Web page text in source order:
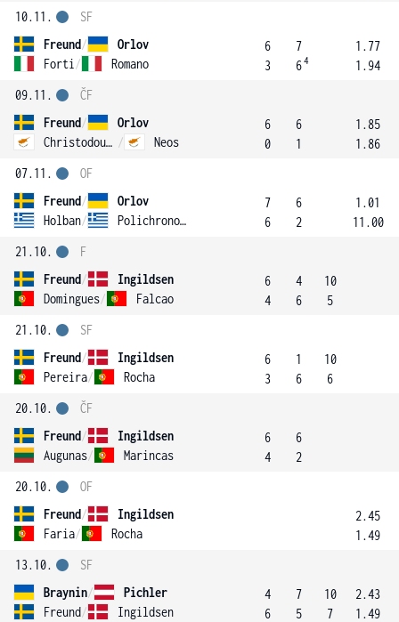
10.11.
Freund/
Orlov
Forti / Romano
SF
6
3
7
64
1.77
1.94
09.11.
Freund/
Orlov
Christodoulou / Neos
ČF
6
0
6
1
1.85
1.86
07.11.
Freund/
Orlov
Holban/ Polichronopoulos
OF
7
6
6
2
1.01
11.00
21.10.
Freund/
Ingildsen
Domingues/ Falcao
F
6
4
4
6
10
5
21.10.
Freund/
Ingildsen
Pereira/ Rocha
SF
6
3
1
6
10
6
20.10.
Freund/
Ingildsen
Augunas/ Marincas
ČF
6
4
6
2
20.10.
Freund/
Ingildsen
Faria/ Rocha
OF
2.45
1.49
13.10.
Braynin/
Pichler
Freund/ Ingildsen
SF
4
6
7
5
10
7
2.43
1.49